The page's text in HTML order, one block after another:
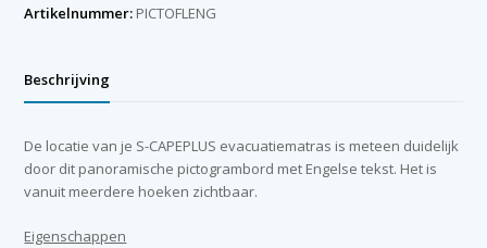
Artikelnummer: PICTOFLENG
Beschrijving
De locatie van je S-CAPEPLUS evacuatiematras is meteen duidelijk
door dit panoramische pictogrambord met Engelse tekst. Het is
vanuit meerdere hoeken zichtbaar.
Eigenschappen